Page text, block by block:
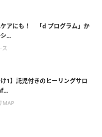
アにも！ 「d プログラム」か
...
ス
け1】託児付きのヒーリングサロ
MAP